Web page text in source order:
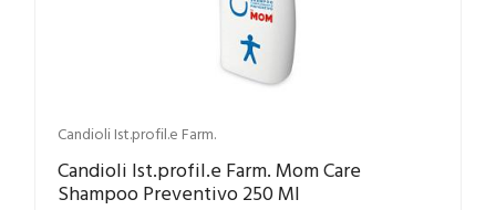
Candioli Ist.profil.e Farm.
Candioli Ist.profil.e Farm. Mom Care
Shampoo Preventivo 250 Ml